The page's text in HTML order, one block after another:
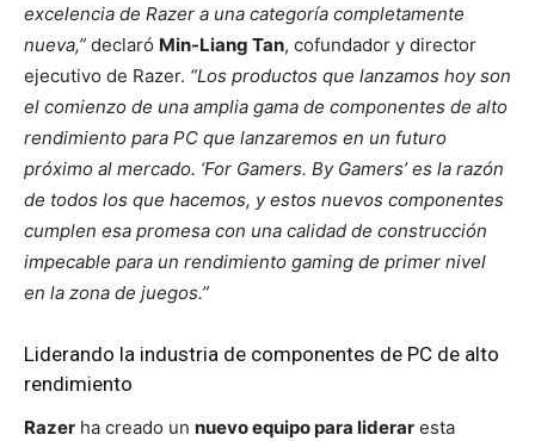
excelencia de Razer a una categoría completamente
nueva,” declaró Min-Liang Tan, cofundador y director
ejecutivo de Razer. “Los productos que lanzamos hoy son
el comienzo de una amplia gama de componentes de alto
rendimiento para PC que lanzaremos en un futuro
próximo al mercado. ‘For Gamers. By Gamers’ es la razón
de todos los que hacemos, y estos nuevos componentes
cumplen esa promesa con una calidad de construcción
impecable para un rendimiento gaming de primer nivel
en la zona de juegos.”
Liderando la industria de componentes de PC de alto
rendimiento
Razer ha creado un nuevo equipo para liderar esta